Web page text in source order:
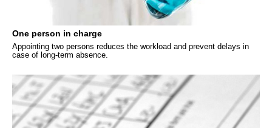
One person in charge
Appointing two persons reduces the workload and prevent delays in
case of long-term absence.